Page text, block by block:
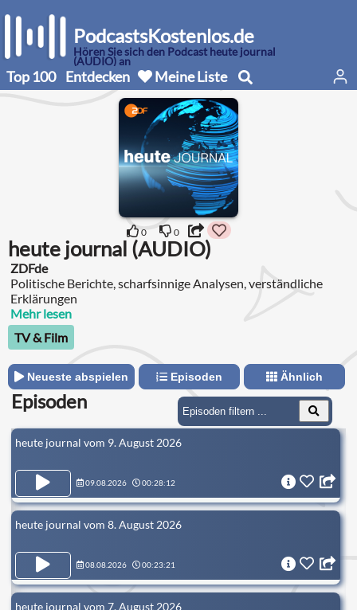
PodcastsKostenlos.de
Hören Sie sich den Podcast heute journal
(AUDIO) an
Top 100 Entdecken Meine Liste
0 0
heute journal (AUDIO)
ZDFde
Politische Berichte, scharfsinnige Analysen, verständliche
Erklärungen
Mehr lesen
TV & Film
Neueste abspielen Episoden Ähnlich
Episoden
heute journal vom 9. August 2026
09.08.2026 00:28:12
heute journal vom 8. August 2026
08.08.2026 00:23:21
heute journal vom 7. August 2026